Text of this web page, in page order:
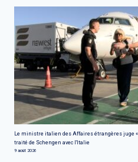
Le ministre italien des Affaires étrangères juge
traité de Schengen avec l'Italie
9 août 2026